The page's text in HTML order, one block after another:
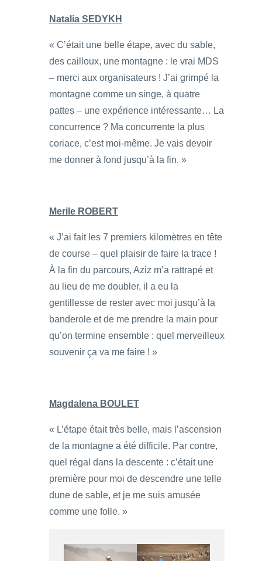
Natalia SEDYKH
« C’était une belle étape, avec du sable,
des cailloux, une montagne : le vrai MDS
– merci aux organisateurs ! J’ai grimpé la
montagne comme un singe, à quatre
pattes – une expérience intéressante… La
concurrence ? Ma concurrente la plus
coriace, c’est moi-même. Je vais devoir
me donner à fond jusqu’à la fin. »
Merile ROBERT
« J’ai fait les 7 premiers kilomètres en tête
de course – quel plaisir de faire la trace !
À la fin du parcours, Aziz m’a rattrapé et
au lieu de me doubler, il a eu la
gentillesse de rester avec moi jusqu’à la
banderole et de me prendre la main pour
qu’on termine ensemble : quel merveilleux
souvenir ça va me faire ! »
Magdalena BOULET
« L’étape était très belle, mais l’ascension
de la montagne a été difficile. Par contre,
quel régal dans la descente : c’était une
première pour moi de descendre une telle
dune de sable, et je me suis amusée
comme une folle. »